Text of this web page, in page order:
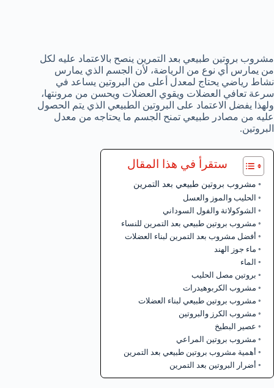
مشروب بروتين طبيعي بعد التمرين ينصح بالاعتماد عليه لكل
من يمارس أي نوع من الرياضة، لأن الجسم الذي يمارس
نشاط رياضي يحتاج لمعدل أعلى من البروتين يساعد في
سرعة تعافي العضلات ويقوي العضلات ويحسن من مرونتها،
ولهذا يفضل الاعتماد على البروتين الطبيعي الذي يتم الحصول
عليه من مصادر طبيعي تمنح الجسم ما يحتاجه من معدل
البروتين.
ستقرأ في هذا المقال
مشروب بروتين طبيعي بعد التمرين
الحليب والموز والعسل
الشوكولاتة والفول السوداني
مشروب بروتين طبيعي بعد التمرين للنساء
أفضل مشروب بعد التمرين لبناء العضلات
ماء جوز الهند
الماء
بروتين مصل الحليب
مشروب الكربوهيدرات
مشروب بروتين طبيعي لبناء العضلات
مشروب الكرز والبروتين
عصير البطيخ
مشروب بروتين المراعي
أهمية مشروب بروتين طبيعي بعد التمرين
أضرار البروتين بعد التمرين